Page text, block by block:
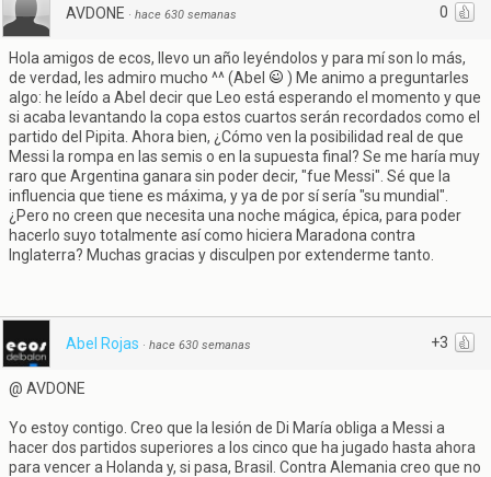
0
AVDONE · hace 630 semanas
Hola amigos de ecos, llevo un año leyéndolos y para mí son lo más,
de verdad, les admiro mucho ^^ (Abel
) Me animo a preguntarles
algo: he leído a Abel decir que Leo está esperando el momento y que
si acaba levantando la copa estos cuartos serán recordados como el
partido del Pipita. Ahora bien, ¿Cómo ven la posibilidad real de que
Messi la rompa en las semis o en la supuesta final? Se me haría muy
raro que Argentina ganara sin poder decir, "fue Messi". Sé que la
influencia que tiene es máxima, y ya de por sí sería "su mundial".
¿Pero no creen que necesita una noche mágica, épica, para poder
hacerlo suyo totalmente así como hiciera Maradona contra
Inglaterra? Muchas gracias y disculpen por extenderme tanto.
+3
Abel Rojas · hace 630 semanas
@ AVDONE
Yo estoy contigo. Creo que la lesión de Di María obliga a Messi a
hacer dos partidos superiores a los cinco que ha jugado hasta ahora
para vencer a Holanda y, si pasa, Brasil. Contra Alemania creo que no